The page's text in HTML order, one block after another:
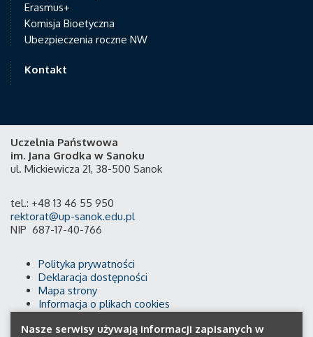
Erasmus+
Komisja Bioetyczna
Ubezpieczenia roczne NW
Kontakt
Uczelnia Państwowa
im. Jana Grodka w Sanoku
ul. Mickiewicza 21, 38-500 Sanok
tel.: +48 13 46 55 950
rektorat@up-sanok.edu.pl
NIP 687-17-40-766
Polityka prywatności
Deklaracja dostępności
Mapa strony
Informacja o plikach cookies
Nasze serwisy używają informacji zapisanych w